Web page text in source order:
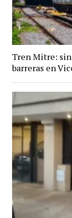
Tren Mitre: sin
barreras en